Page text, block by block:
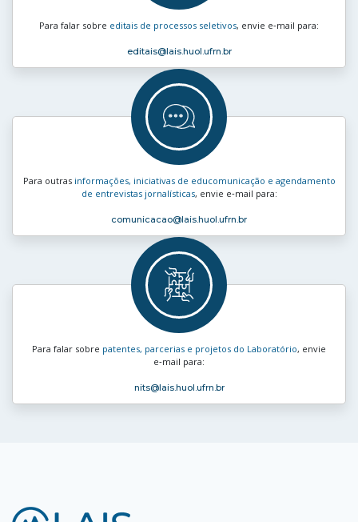
Para falar sobre editais de processos seletivos, envie e‑mail para:
editais@lais.huol.ufrn.br
Para outras informações, iniciativas de educomunicação e agendamento
de entrevistas jornalísticas, envie e‑mail para:
comunicacao@lais.huol.ufrn.br
Para falar sobre patentes, parcerias e projetos do Laboratório, envie
e‑mail para:
nits@lais.huol.ufrn.br